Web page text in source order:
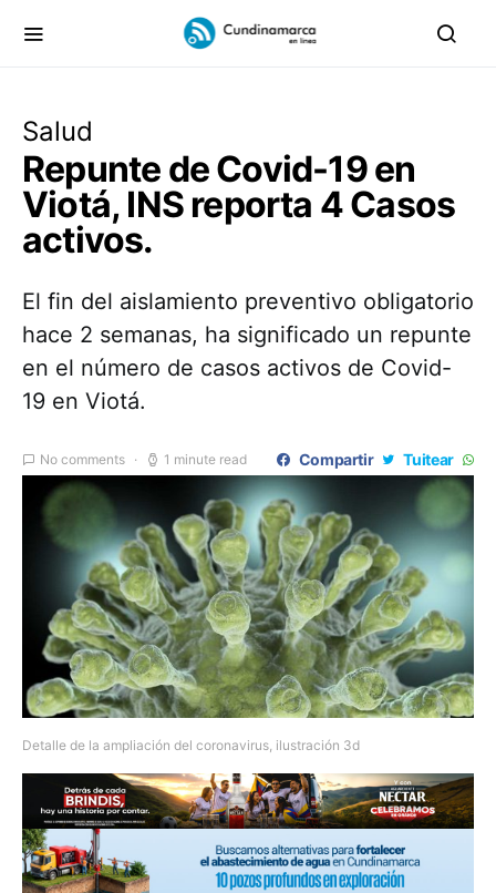
Salud
Repunte de Covid-19 en
Viotá, INS reporta 4 Casos
activos.
El fin del aislamiento preventivo obligatorio
hace 2 semanas, ha significado un repunte
en el número de casos activos de Covid-
19 en Viotá.
No comments 1 minute read Compartir Tuitear
Detalle de la ampliación del coronavirus, ilustración 3d